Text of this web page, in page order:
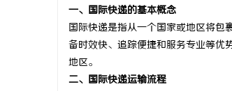
一、国际快递的基本概念
国际快递是指从一个国家或地区将包
备时效快、追踪便捷和服务专业等
地区。
二、国际快递运输流程